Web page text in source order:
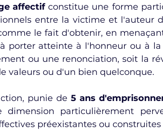
affectif constitue une forme
entre la victime et l'auteur
le fait d'obtenir, en
porter atteinte à l'honneur ou à
ou une renonciation, soit la
valeurs ou d'un bien quelconque.
punie de 5 ans
dimension particulièrement
préexistantes ou